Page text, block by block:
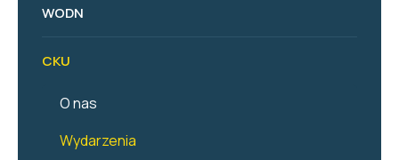
WODN
CKU
O nas
Wydarzenia